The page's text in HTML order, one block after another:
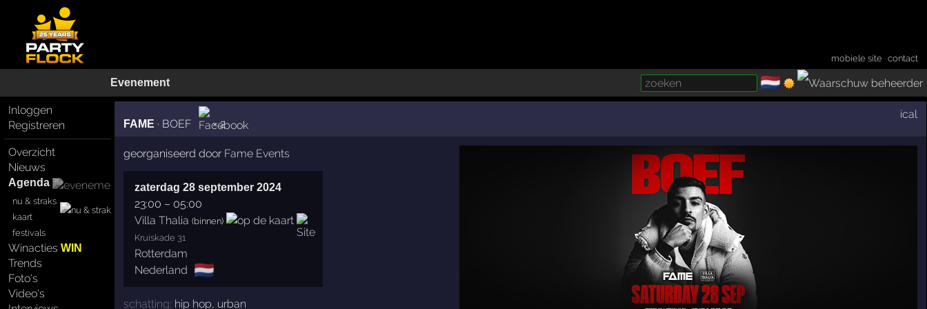
mobiele site ·contact
Evenement 🇳🇱
Inloggen
Registreren
Overzicht
Nieuws
Agenda
nu & straks
kaart
festivals
WinactiesWIN
Trends
Foto's
Video's
FAME · BOEF × 2
ical
georganiseerd door Fame Events
zaterdag 28 september 2024
23:00 – 05:00
Villa Thalia (binnen)
Kruiskade 31
Rotterdam
Nederland 🇳🇱
schatting: hip hop, urban